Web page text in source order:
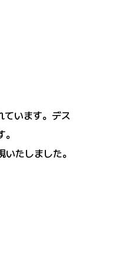
います。デス
たしました。